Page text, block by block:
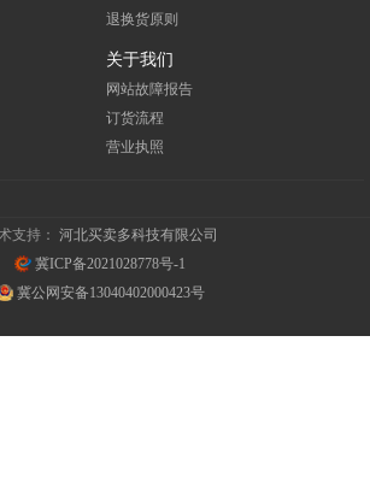
退换货原则
关于我们
网站故障报告
订货流程
营业执照
支持： 河北买卖多科技有限公司
冀ICP备2021028778号-1
冀公网安备13040402000423号